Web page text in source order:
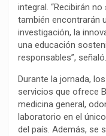
integral. “Recibirán
también encontrarán
investigación, la
una educación
responsables”, señaló.
Durante la jornada,
servicios que ofrece
medicina general,
laboratorio en el
del país. Además, se